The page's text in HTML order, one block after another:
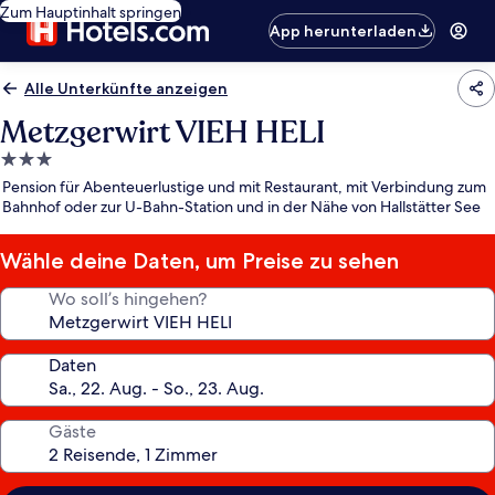
Zum Hauptinhalt springen
App herunterladen
Alle Unterkünfte anzeigen
Metzgerwirt VIEH HELI
3.0-
Sterne-
Unterkunft
Pension für Abenteuerlustige und mit Restaurant, mit Verbindung zum
Bahnhof oder zur U-Bahn-Station und in der Nähe von Hallstätter See
Wähle deine Daten, um Preise zu sehen
Wo soll’s hingehen?
Daten
Gäste